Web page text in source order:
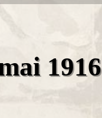
1916